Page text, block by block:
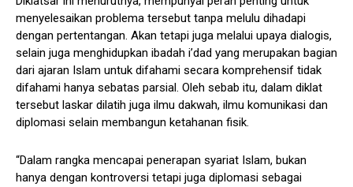
menyelesaikan problema tersebut tanpa melulu dihadapi
dengan pertentangan. Akan tetapi juga melalui upaya dialogis,
selain juga menghidupkan ibadah i’dad yang merupakan bagian
dari ajaran Islam untuk difahami secara komprehensif tidak
difahami hanya sebatas parsial. Oleh sebab itu, dalam diklat
tersebut laskar dilatih juga ilmu dakwah, ilmu komunikasi dan
diplomasi selain membangun ketahanan fisik.
“Dalam rangka mencapai penerapan syariat Islam, bukan
hanya dengan kontroversi tetapi juga diplomasi sebagai